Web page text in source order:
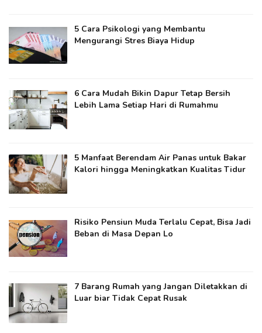
5 Cara Psikologi yang Membantu
Mengurangi Stres Biaya Hidup
6 Cara Mudah Bikin Dapur Tetap Bersih
Lebih Lama Setiap Hari di Rumahmu
5 Manfaat Berendam Air Panas untuk Bakar
Kalori hingga Meningkatkan Kualitas Tidur
Risiko Pensiun Muda Terlalu Cepat, Bisa Jadi
Beban di Masa Depan Lo
7 Barang Rumah yang Jangan Diletakkan di
Luar biar Tidak Cepat Rusak